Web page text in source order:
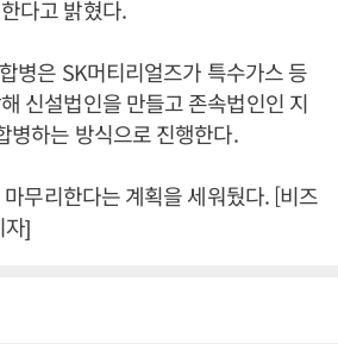
다고 밝혔다.
병은 SK머티리얼즈가 특수가스 등
신설법인을 만들고 존속법인인 지
병하는 방식으로 진행한다.
무리한다는 계획을 세워뒀다. [비즈
자]